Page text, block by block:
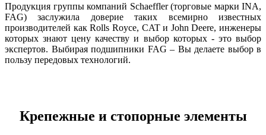
Продукция группы компаний Schaeffler (торговые марки INA,
FAG) заслужила доверие таких всемирно известных
производителей как Rolls Royce, CAT и John Deere, инженеры
которых знают цену качеству и выбор которых - это выбор
экспертов. Выбирая подшипники FAG – Вы делаете выбор в
пользу передовых технологий.
Крепежные и стопорные элементы